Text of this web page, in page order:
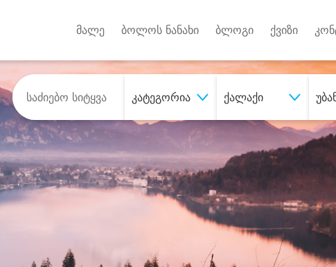
მალე ბოლოს ნანახი ბლოგი ქვიზი
კატეგორია ქალაქი
შეიძინესასურველი მომსახურება